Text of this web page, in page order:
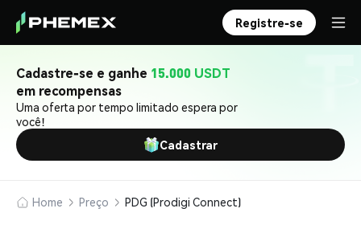
Registre-se
Cadastre-se e ganhe 15.000 USDT
em recompensas
Uma oferta por tempo limitado espera por
você!
Cadastrar
Home Preço PDG (Prodigi Connect)